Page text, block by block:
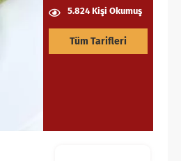
5.824 Kişi Okumuş
Tüm Tarifleri